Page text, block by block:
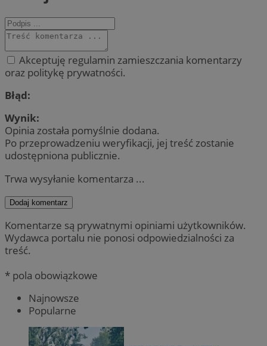
Akceptuję regulamin zamieszczania komentarzy
oraz politykę prywatności.
Błąd:
Wynik:
Opinia została pomyślnie dodana.
Po przeprowadzeniu weryfikacji, jej treść zostanie
udostępniona publicznie.
Trwa wysyłanie komentarza ...
Dodaj komentarz
Komentarze są prywatnymi opiniami użytkowników.
Wydawca portalu nie ponosi odpowiedzialności za
treść.
* pola obowiązkowe
Najnowsze
Popularne